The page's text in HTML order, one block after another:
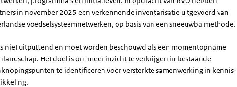
in november 2025 een verkennende inventarisatie uitgevoerd van
voedselsysteemnetwerken, op basis van een sneeuwbalmethode.
niet uitputtend en moet worden beschouwd als een momentopname
Het doel is om meer inzicht te verkrijgen in bestaande
te identificeren voor versterkte samenwerking in kennis-